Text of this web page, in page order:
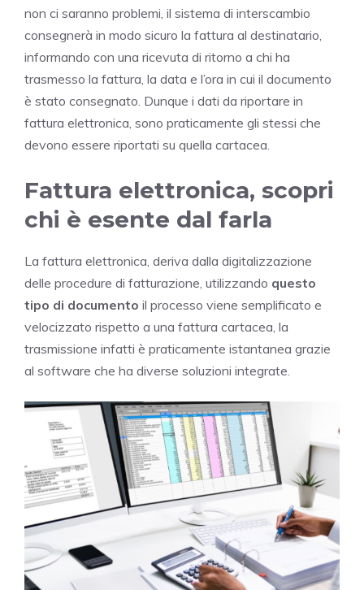
non ci saranno problemi, il sistema di interscambio
consegnerà in modo sicuro la fattura al destinatario,
informando con una ricevuta di ritorno a chi ha
trasmesso la fattura, la data e l’ora in cui il documento
è stato consegnato. Dunque i dati da riportare in
fattura elettronica, sono praticamente gli stessi che
devono essere riportati su quella cartacea.
Fattura elettronica, scopri
chi è esente dal farla
La fattura elettronica, deriva dalla digitalizzazione
delle procedure di fatturazione, utilizzando questo
tipo di documento il processo viene semplificato e
velocizzato rispetto a una fattura cartacea, la
trasmissione infatti è praticamente istantanea grazie
al software che ha diverse soluzioni integrate.